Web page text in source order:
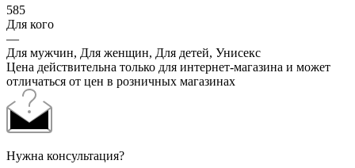
585
Для кого
—
Для мужчин, Для женщин, Для детей, Унисекс
Цена действительна только для интернет-магазина и может
отличаться от цен в розничных магазинах
Нужна консультация?